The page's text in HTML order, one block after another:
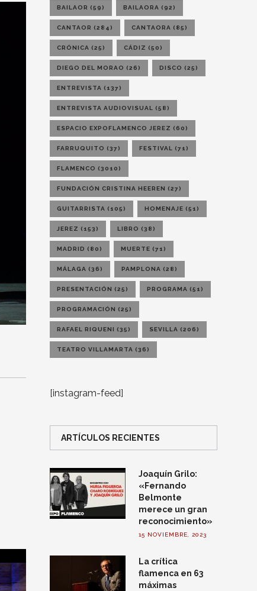
BAILAOR (59) BAILAORA (92)
CANTAOR (284) CANTAORA (85)
CRÓNICA (25) CÁDIZ (50)
DIEGO DEL MORAO (26) DISCO (25)
ENTREVISTA (137)
ENTREVISTA AUDIOVISUAL (58)
ESPACIO EXPOFLAMENCO JEREZ (60)
FARRUQUITO (37) FESTIVAL (71)
FLAMENCO (3010)
FUNDACIÓN CRISTINA HEEREN (27)
GUITARRISTA (105) HOMENAJE (51)
JEREZ (153) LIBRO (38)
MADRID (80) MUERTE (71)
MÁLAGA (36) PAMPLONA (28)
PRESENTACIÓN (25) PROGRAMA (51)
PROGRAMACIÓN (25)
RAFAEL RIQUENI (35) SEVILLA (206)
TEATRO VILLAMARTA (36)
[instagram-feed]
ARTÍCULOS RECIENTES
Joaquín Grilo:
«Fernando
Belmonte
merece un gran
reconocimiento»
15 NOVIEMBRE, 2023
La crítica
flamenca en 63
máximas